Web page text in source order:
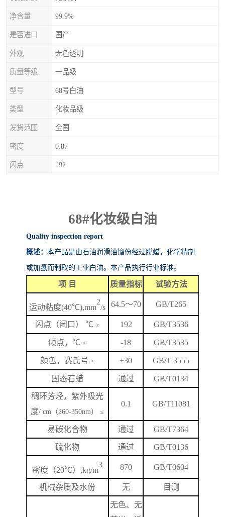
净含量 99.9%
是否进口 国产
外观 无色透明
质量等级 一品级
型号 68号白油
类型 化妆品级
发货范围 全国
密度 0.87
闪点 192
68#化妆级白油
Quality inspection report
概述： 本产品是由石油润滑油馏份经过脱蜡，化学精制
或加氢而制取的工业白油。本产品执行行业标准。
项 目 质量指标 试验方法
运动粘度(40℃),mm
2
/s 64.5～70 GB/T265
闪 点 （闭口） ℃ ≥ 192 GB/T3536
倾点， ℃ ≤ -18 GB/T3535
颜色，赛氏号 ≥ +30 GB/T 3555
固态石蜡 通过 GB/T0134
稠环芳烃，紫外吸光
度/ cm（260-350nm） ≤
0.1 GB/T11081
易碳化合物 通过 GB/T7364
硫化物 通过 GB/T0136
密度（20℃）,kg/m
3 870 GB/T0604
机械杂质及水份 无 目测
无色、无